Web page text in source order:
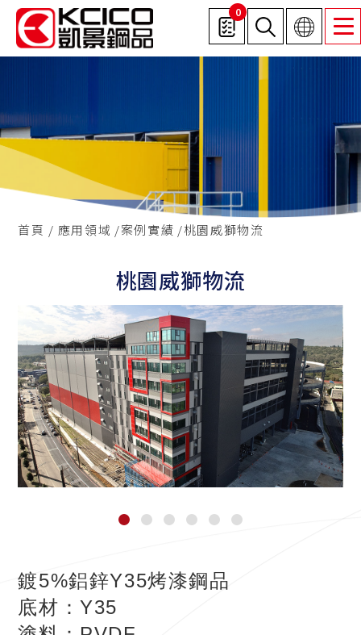
0
首頁 應用領域 案例實績 桃園威獅物流
桃園威獅物流
鍍5%鋁鋅Y35烤漆鋼品
底材：Y35